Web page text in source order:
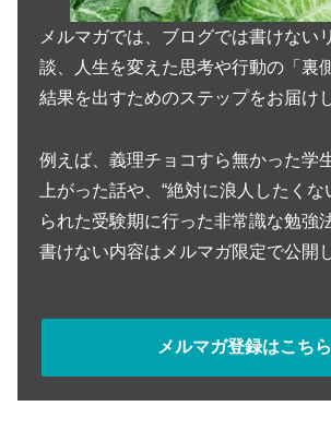
メルマガでは、ブログでは書けない
談、人生を変えた思考や行動の「裏
結果を出すためのステップをお届け
例えば、義理チョコすら無かった学
上がった話や、“絶対に浪人したくな
られた受験期に行った非常識な勉強
書けない内容はメルマガ限定で公開
メルマガ登録はこちら